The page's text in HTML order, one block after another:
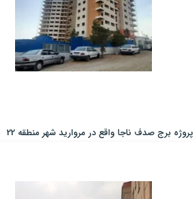
پروژه برج صدف ناجا واقع در مروارید شهر منطقه 22